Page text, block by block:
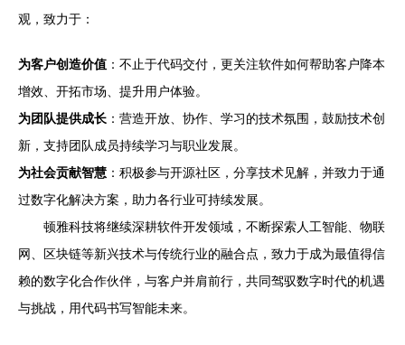
观，致力于：
为客户创造价值 ：不止于代码交付，更关注软件如何帮助客户降本
增效、开拓市场、提升用户体验。
为团队提供成长 ：营造开放、协作、学习的技术氛围，鼓励技术创
新，支持团队成员持续学习与职业发展。
为社会贡献智慧 ：积极参与开源社区，分享技术见解，并致力于通
过数字化解决方案，助力各行业可持续发展。
顿雅科技将继续深耕软件开发领域，不断探索人工智能、物联
网、区块链等新兴技术与传统行业的融合点，致力于成为最值得信
赖的数字化合作伙伴，与客户并肩前行，共同驾驭数字时代的机遇
与挑战，用代码书写智能未来。